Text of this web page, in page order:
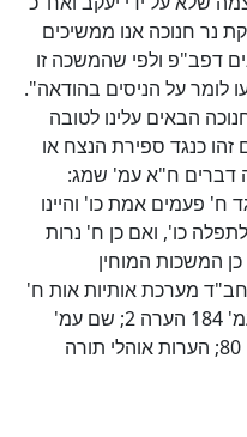
נר חנוכה אנו ממשיכים
דפב"פ ולפי שהמשכה זו
לומר על הניסים בהודאה".
עמ' 310: "ימי החנוכה הבאים עלינו לטובה
כנגד ספירת הנצח או
דברים ח"א עמ' שמג:
ח' פעמים אמת כו' והיינו
כו', ואם כן ח' נרות
המשכות המוחין
מערכת אותיות אות ח'
עמ' מג; ספר השיחות תש"ן ח"א עמ' 184 הערה 2; שם עמ'
346 הערה 63; שם עמ' 347 הערה 80; הערות אוהלי תורה